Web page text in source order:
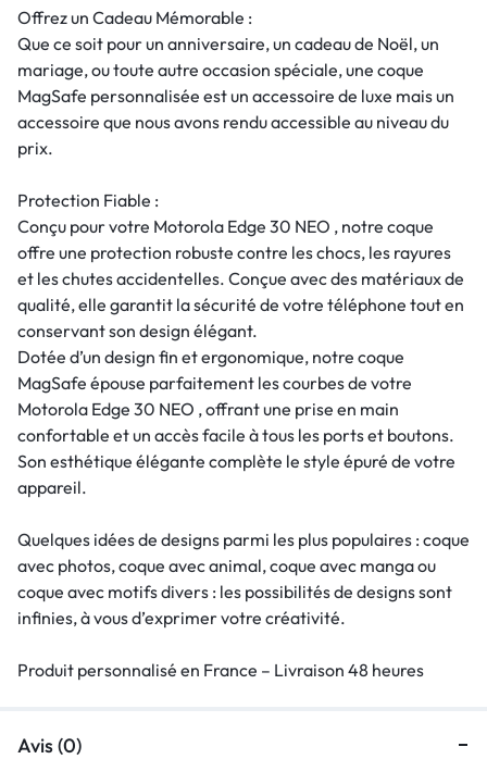
Offrez un Cadeau Mémorable :
Que ce soit pour un anniversaire, un cadeau de Noël, un
mariage, ou toute autre occasion spéciale, une coque
MagSafe personnalisée est un accessoire de luxe mais un
accessoire que nous avons rendu accessible au niveau du
prix.
Protection Fiable :
Conçu pour votre Motorola Edge 30 NEO , notre coque
offre une protection robuste contre les chocs, les rayures
et les chutes accidentelles. Conçue avec des matériaux de
qualité, elle garantit la sécurité de votre téléphone tout en
conservant son design élégant.
Dotée d’un design fin et ergonomique, notre coque
MagSafe épouse parfaitement les courbes de votre
Motorola Edge 30 NEO , offrant une prise en main
confortable et un accès facile à tous les ports et boutons.
Son esthétique élégante complète le style épuré de votre
appareil.
Quelques idées de designs parmi les plus populaires : coque
avec photos, coque avec animal, coque avec manga ou
coque avec motifs divers : les possibilités de designs sont
infinies, à vous d’exprimer votre créativité.
Produit personnalisé en France – Livraison 48 heures
Avis (0)